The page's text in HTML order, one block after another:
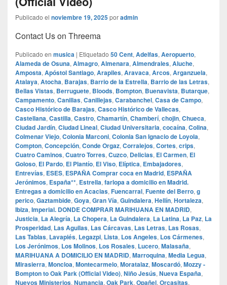
Publicado el noviembre 19, 2025poradmin
Contact Us on Threema
Publicado en musica | Etiquetado 50 Cent, Adelfas, Aeropuerto,
Alameda de Osuna, Almagro, Almenara, Almendrales, Aluche,
Amposta, Apóstol Santiago, Arapiles, Aravaca, Arcos, Arganzuela,
Atalaya, Atocha, Barajas, Barrio de la Estrella, Barrio de las Letras,
Bellas Vistas, Berruguete, Bloods, Bompton, Buenavista, Butarque,
Campamento, Canillas, Canillejas, Carabanchel, Casa de Campo,
Casco Histórico de Barajas, Casco Histórico de Vallecas,
Castellana, Castilla, Castro, Chamartín, Chamberí, chojin, Chueca,
Ciudad Jardín, Ciudad Lineal, Ciudad Universitaria, cocaína, Colina,
Colmenar Viejo, Colonia Marconi, Colonia San Ignacio de Loyola,
Compton, Concepción, Conde Orgaz, Corralejos, Cortes, crips,
Cuatro Caminos, Cuatro Torres, Cuzco, Delicias, El Carmen, El
Goloso, El Pardo, El Plantío, El Viso, Elíptica, Embajadores,
Entrevías, ESES, ESPAÑA Comprar coca en Madrid, ESPAÑA
Jerónimos, España**, Estrella, farlopa a domicilio en Madrid.
Entregas a domicilio en Acacias, Fuencarral, Fuente del Berro, g
perico, Gaztambide, Goya, Gran Vía, Guindalera, Hellín, Hortaleza,
Ibiza, Imperial. DONDE COMPRAR MARIHUANA EN MADRID,
Justicia, La Alegría, La Chopera, La Guindalera, La Latina, La Paz, La
Prosperidad, Las Aguilas, Las Cárcavas, Las Letras, Las Rosas,
Las Tablas, Lavapiés, Legazpi, Lista, Los Angeles, Los Cármenes,
Los Jerónimos, Los Molinos, Los Rosales, Lucero, Malasaña,
MARIHUANA A DOMICILIO EN MADRID, Marroquina, Media Legua,
Mirasierra, Moncloa, Montecarmelo, Moratalaz, Moscardó, Mozzy -
Bompton to Oak Park (Official Video), Niño Jesús, Nueva España,
Nuevos Ministerios, Numancia, Oak Park, Opañel, Orcasitas,